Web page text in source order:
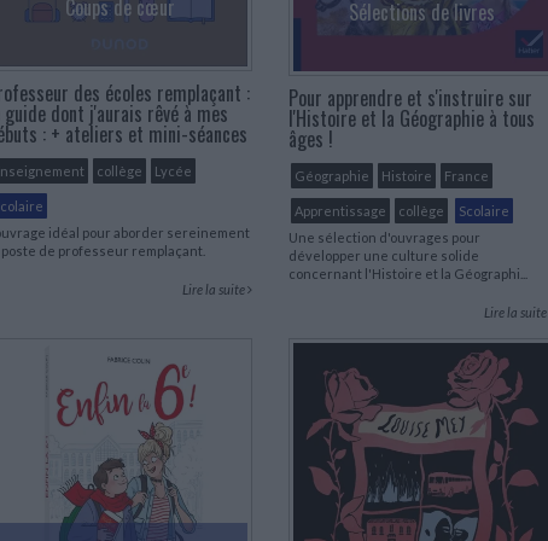
LITTÉRATURE DE VOYAGE
Récits des voyageurs et des
Relations et politiques
ECOLOGIE - ENVIRONNEMENT
Ecologie
Histoire moderne
Histoire contemporaine
BIOGRAPHIES HISTORIQUES
Biographies historiques
HISTOIRE - GÉNÉRALITÉS
Historiographie
Etudes historiques
Généalogie - Héraldique
Franc-maçonnerie
Dictionnaires Français
Méthodes Langues Grand public
Français langues étrangères
Coups de cœur
des écoles remplaçant :
guide dont j'aurais rêvé à mes
: + ateliers et mini-séances
collège Lycée
idéal pour aborder sereinement
poste de professeur remplaçant.
Lire la suite
Sélections de livres
Pour apprendre et s'instruire sur
l'Histoire et la Géographie à tous
âges !
Géographie Histoire France
Apprentissage collège
Scolaire
Une sélection d'ouvrages pour
développer une culture solide
concernant l'Histoire et la Géographi...
Lire la suite